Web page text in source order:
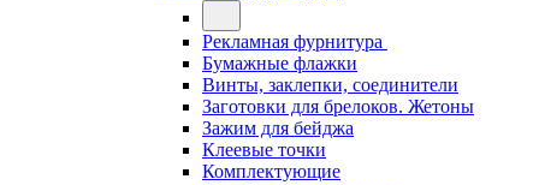
Рекламная фурнитура
Бумажные флажки
Винты, заклепки, соединители
Заготовки для брелоков. Жетоны
Зажим для бейджа
Клеевые точки
Комплектующие